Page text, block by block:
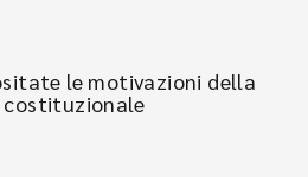
le motivazioni della
costituzionale